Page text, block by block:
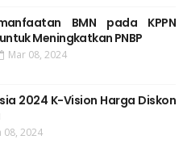
BMN pada KPPN
Meningkatkan PNBP
Mar 08, 2024
2024 K-Vision Harga Diskon
08, 2024